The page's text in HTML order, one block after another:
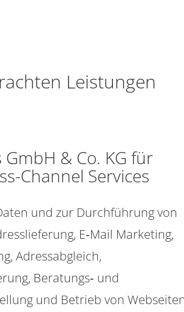
Leistungen
& Co. KG für
Channel Services
und zur Durchführung von
E‐Mail Marketing,
Adressabgleich,
Beratungs‐ und
und Betrieb von